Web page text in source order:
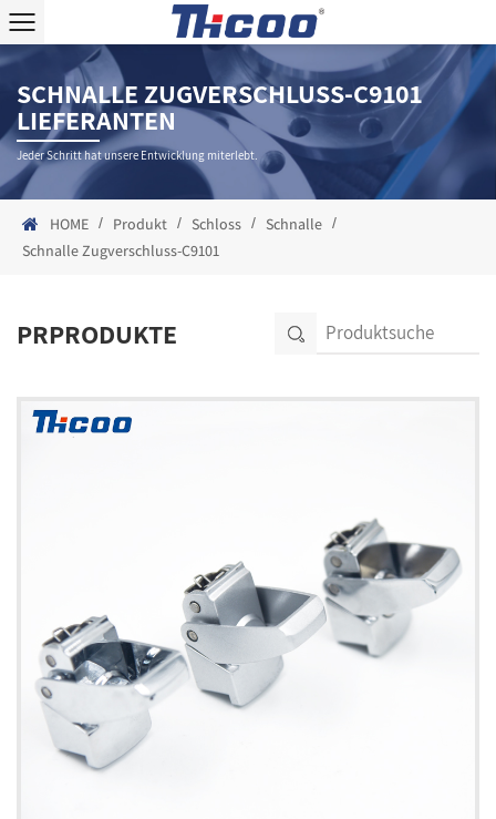
SCHNALLE ZUGVERSCHLUSS-C9101
LIEFERANTEN
Jeder Schritt hat unsere Entwicklung miterlebt.
HOME / Produkt / Schloss / Schnalle /
Schnalle Zugverschluss-C9101
PRPRODUKTE